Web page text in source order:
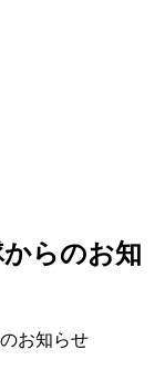
からのお知
お知らせ